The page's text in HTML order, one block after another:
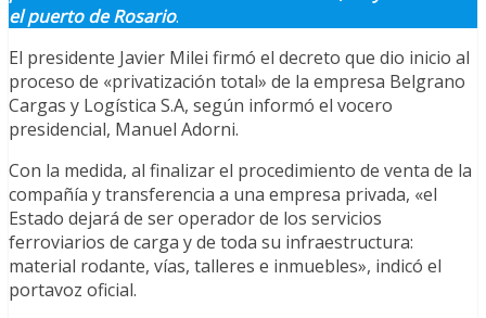
el puerto de Rosario.
El presidente Javier Milei firmó el decreto que dio inicio al
proceso de «privatización total» de la empresa Belgrano
Cargas y Logística S.A, según informó el vocero
presidencial, Manuel Adorni.
Con la medida, al finalizar el procedimiento de venta de la
compañía y transferencia a una empresa privada, «el
Estado dejará de ser operador de los servicios
ferroviarios de carga y de toda su infraestructura:
material rodante, vías, talleres e inmuebles», indicó el
portavoz oficial.